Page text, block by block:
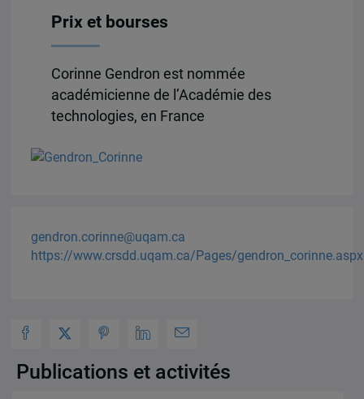
Prix et bourses
Corinne Gendron est nommée
académicienne de l’Académie des
technologies, en France
gendron.corinne@uqam.ca
https://www.crsdd.uqam.ca/Pages/gendron_corinne.aspx
Publications et activités